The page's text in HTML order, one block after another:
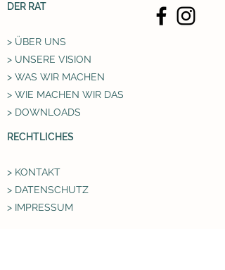
DER RAT
> ÜBER UNS
> UNSERE VISION
> WAS WIR MACHEN
> WIE MACHEN WIR DAS
> DOWNLOADS
RECHTLICHES
> KONTAKT
> DATENSCHUTZ
> IMPRESSUM